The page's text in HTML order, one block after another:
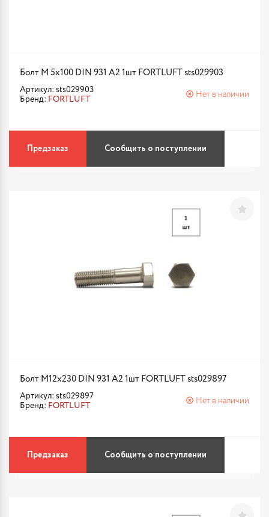
Болт М 5х100 DIN 931 A2 1шт FORTLUFT sts029903
Артикул: sts029903
Бренд: FORTLUFT
Нет в наличии
Предзаказ Сообщить о поступлении
Болт М12х230 DIN 931 A2 1шт FORTLUFT sts029897
Артикул: sts029897
Бренд: FORTLUFT
Нет в наличии
Предзаказ Сообщить о поступлении